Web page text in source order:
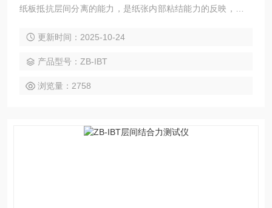
纸板抵抗层间分离的能力，是纸张内部粘结能力的反映，内部
果内部粘接值较低或分布不均，可能导致纸张和硬纸板在使用
给加工带来难度，同时加大了公司的成本。该项测试在多层纸
板如箱纸板、白纸板、灰板纸、白卡纸等在印刷、
更新时间：2025-10-24
产品型号：ZB-IBT
浏览量：2758